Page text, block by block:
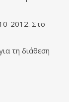
2012. Στο
τη διάθεση